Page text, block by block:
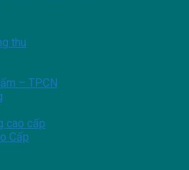
thu
– TPCN
cao cấp
Cấp